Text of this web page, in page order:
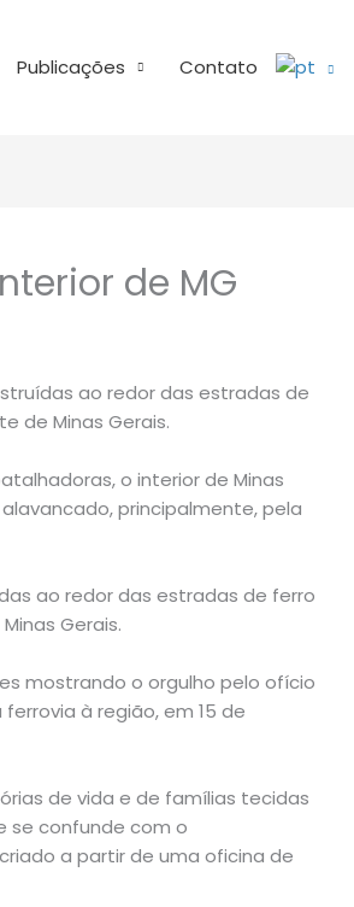
Publicações Contato
de MG
ao redor das estradas de
de Minas Gerais.
o interior de Minas
principalmente, pela
ao redor das estradas de ferro
Gerais.
mostrando o orgulho pelo ofício
à região, em 15 de
de vida e de famílias tecidas
se confunde com o
a partir de uma oficina de